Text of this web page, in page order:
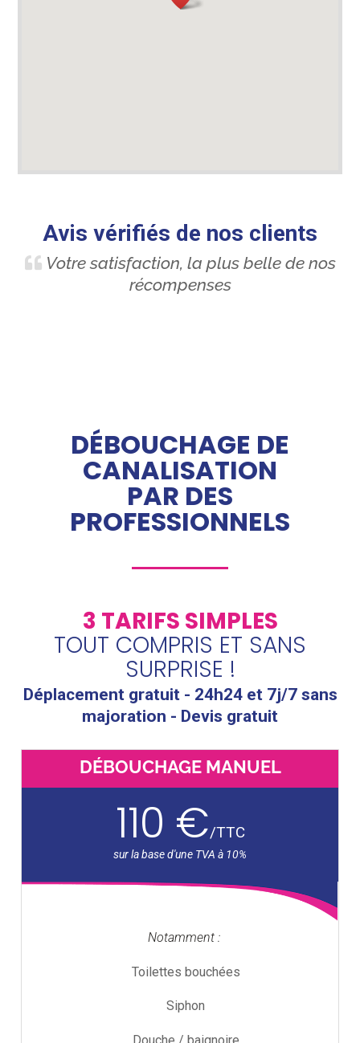
Avis vérifiés de nos clients
Votre satisfaction, la plus belle de nos
récompenses
DÉBOUCHAGE DE
CANALISATION
PAR DES
PROFESSIONNELS
3 TARIFS SIMPLES
TOUT COMPRIS ET SANS
SURPRISE !
Déplacement gratuit - 24h24 et 7j/7 sans
majoration - Devis gratuit
DÉBOUCHAGE MANUEL
110 €/TTC
Notamment :
Toilettes bouchées
Siphon